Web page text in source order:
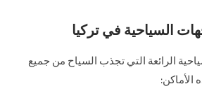
السياحية في تركيا
الرائعة التي تجذب السياح من جميع
الأماكن: